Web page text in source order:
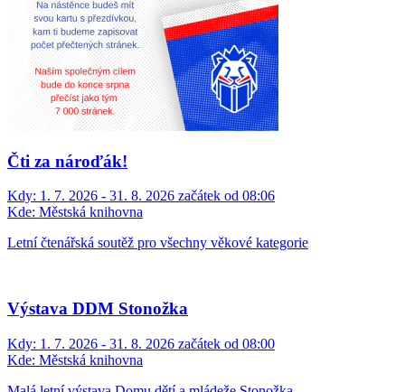
Čti za nároďák!
Kdy: 1. 7. 2026 - 31. 8. 2026 začátek od 08:06
Kde: Městská knihovna
Letní čtenářská soutěž pro všechny věkové kategorie
Výstava DDM Stonožka
Kdy: 1. 7. 2026 - 31. 8. 2026 začátek od 08:00
Kde: Městská knihovna